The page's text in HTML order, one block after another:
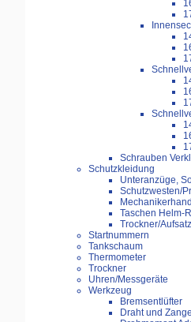
Schrauben
Schutzkleidung
Unteranzüge,
Schutzwesten/
Taschen Helm-
Trockner/
Startnummern
Tankschaum
Thermometer
Trockner
Uhren/Messgeräte
Werkzeug
Bremsentlüfter
Draht und